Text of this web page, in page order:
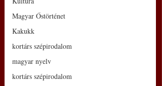
Magyar Őstörténet
Kakukk
kortárs szépirodalom
magyar nyelv
kortárs szépirodalom